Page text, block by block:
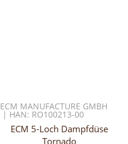
ECM MANUFACTURE GMBH
| HAN: RO100213-00
ECM 5-Loch Dampfdüse
Tornado